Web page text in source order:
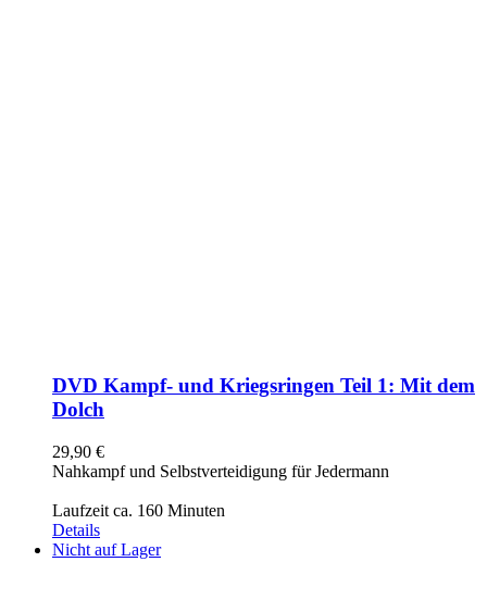
DVD Kampf- und Kriegsringen Teil 1: Mit dem
Dolch
29,90 €
Nahkampf und Selbstverteidigung für Jedermann
Laufzeit ca. 160 Minuten
Details
Nicht auf Lager